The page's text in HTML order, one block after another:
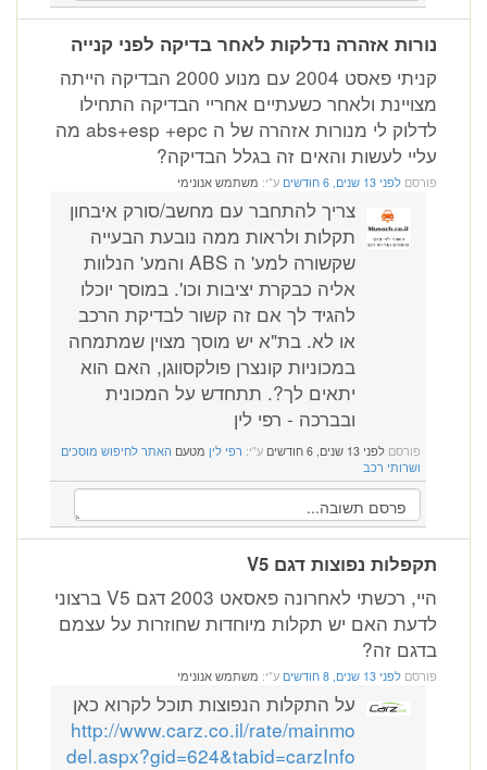
נורות אזהרה נדלקות לאחר בדיקה לפני קנייה
קניתי פאסט 2004 עם מנוע 2000 הבדיקה הייתה
מצויינת ולאחר כשעתיים אחריי הבדיקה התחילו
לדלוק לי מנורות אזהרה של ה abs+esp +epc מה
עליי לעשות והאים זה בגלל הבדיקה?
פורסם לפני 13 שנים, 6 חודשים ע"י: משתמש אנונימי
צריך להתחבר עם מחשב/סורק איבחון
תקלות ולראות ממה נובעת הבעייה
שקשורה למע' ה ABS והמע' הנלוות
אליה כבקרת יציבות וכו'. במוסך יוכלו
להגיד לך אם זה קשור לבדיקת הרכב
או לא. בת"א יש מוסך מצוין שמתמחה
במכוניות קונצרן פולקסווגן, האם הוא
יתאים לך?. תתחדש על המכונית
ובברכה - רפי לין
פורסם לפני 13 שנים, 6 חודשים ע"י: רפי לין מטעם האתר לחיפוש מוסכים
ושרותי רכב
תקפלות נפוצות דגם V5
היי, רכשתי לאחרונה פאסאט 2003 דגם V5 ברצוני
לדעת האם יש תקלות מיוחדות שחוזרות על עצמם
בדגם זה?
פורסם לפני 13 שנים, 8 חודשים ע"י: משתמש אנונימי
על התקלות הנפוצות תוכל לקרוא כאן
http://www.carz.co.il/rate/mainmo
del.aspx?gid=624&tabid=carzInfo